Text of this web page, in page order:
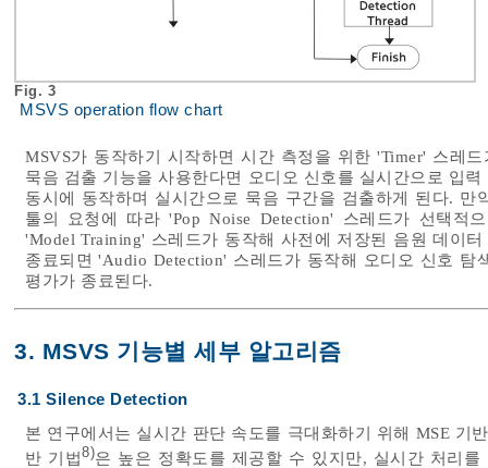
Fig. 3
MSVS operation flow chart
MSVS가 동작하기 시작하면 시간 측정을 위한 'Timer' 스레
묵음 검출 기능을 사용한다면 오디오 신호를 실시간으로 입
동시에 동작하며 실시간으로 묵음 구간을 검출하게 된다.
툴의 요청에 따라 'Pop Noise Detection' 스레드가 선택적
'Model Training' 스레드가 동작해 사전에 저장된 음원 데이
종료되면 'Audio Detection' 스레드가 동작해 오디오 신호
평가가 종료된다.
3. MSVS 기능별 세부 알고리즘
3.1 Silence Detection
본 연구에서는 실시간 판단 속도를 극대화하기 위해 MSE 기
반 기법8)은 높은 정확도를 제공할 수 있지만, 실시간 처리